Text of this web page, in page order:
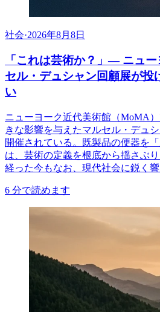
社会·2026年8月8日
「これは芸術か？」— ニュ
セル・デュシャン回顧展が投
い
ニューヨーク近代美術館（MoMA
きな影響を与えたマルセル・デュ
開催されている。既製品の便器を
は、芸術の定義を根底から揺さぶ
経った今もなお、現代社会に鋭く響
6 分で読めます